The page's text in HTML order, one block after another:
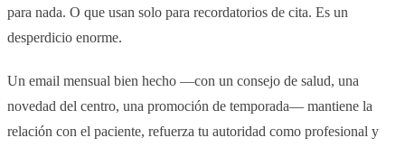
para nada. O que usan solo para recordatorios de cita. Es un
desperdicio enorme.
Un email mensual bien hecho —con un consejo de salud, una
novedad del centro, una promoción de temporada— mantiene la
relación con el paciente, refuerza tu autoridad como profesional y